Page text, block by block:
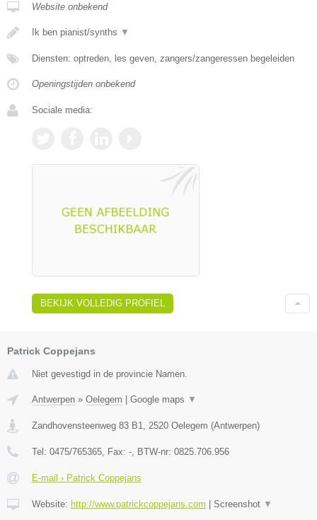
Website onbekend
Ik ben pianist/synths ▼
Diensten: optreden, les geven, zangers/zangeressen begeleiden
Openingstijden onbekend
Sociale media:
BEKIJK VOLLEDIG PROFIEL
Patrick Coppejans
Niet gevestigd in de provincie Namen.
Antwerpen » Oelegem | Google maps ▼
Zandhovensteenweg 83 B1 2520 Oelegem (Antwerpen)
Tel: 0475/765365 , Fax: - , BTW-nr: 0825.706.956
E-mail › Patrick Coppejans
Website: http://www.patrickcoppejans.com | Screenshot ▼